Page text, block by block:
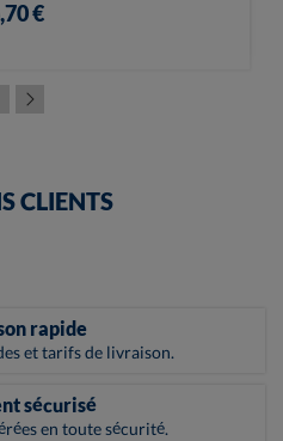
€
CLIENTS
rapide
et tarifs de livraison.
sécurisé
en toute sécurité.